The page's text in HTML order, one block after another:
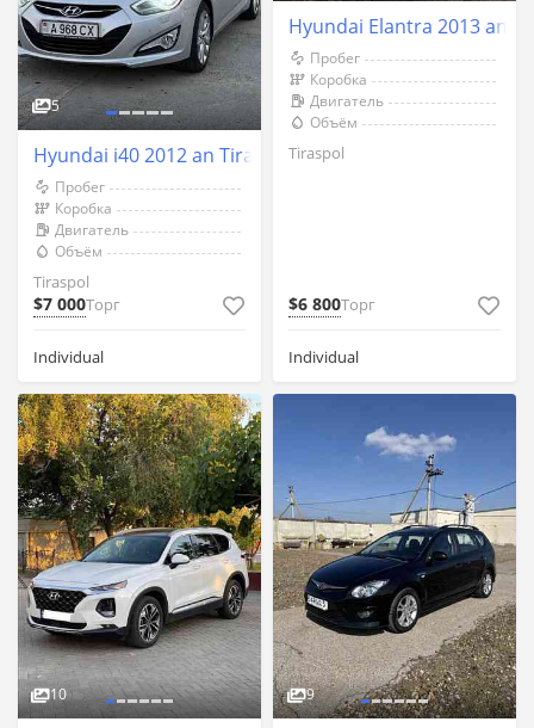
5
Hyundai i40 2012 an Tiraspol
Пробег
Коробка
Двигатель
Объём
Tiraspol
$7 000Торг
Individual
Hyundai Elantra 2013 an
Пробег
Коробка
Двигатель
Объём
Tiraspol
$6 800Торг
Individual
10 9